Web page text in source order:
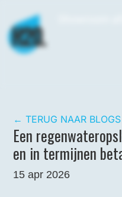
naar
de
inhoud
← TERUG NAAR BLOGS
Een
en in termijnen
15 apr 2026